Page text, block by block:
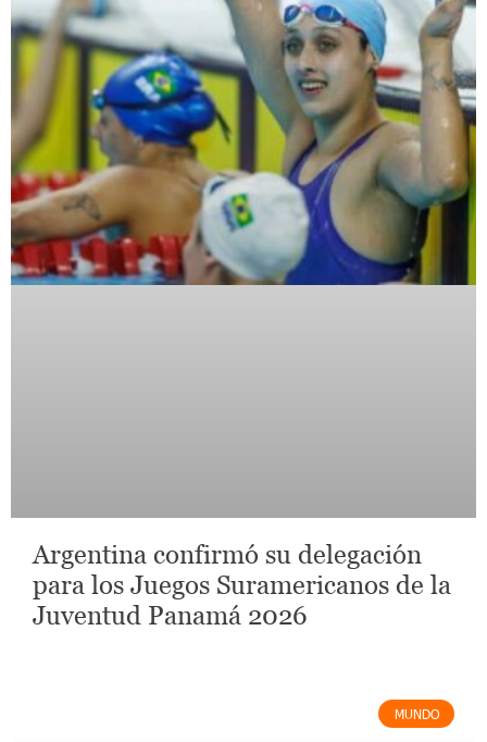
Argentina confirmó su delegación
para los Juegos Suramericanos de la
Juventud Panamá 2026
MUNDO